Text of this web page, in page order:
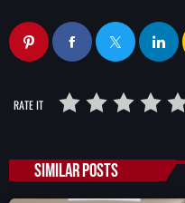
RATE IT
SIMILAR POSTS